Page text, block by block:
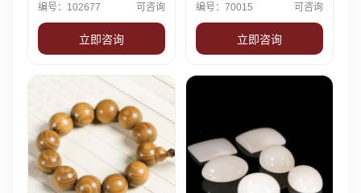
编号：102677 可咨询
立即咨询
编号：70015 可咨询
立即咨询